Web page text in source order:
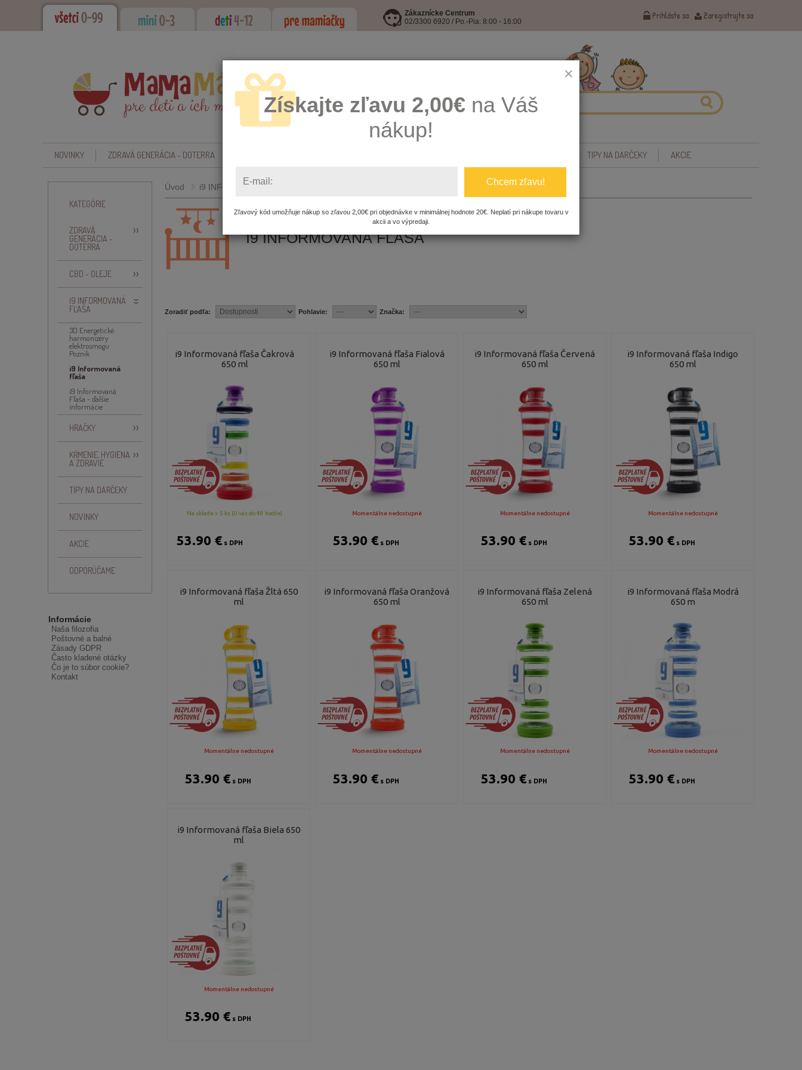
Zákaznícke Centrum
02/3300 6920 / Po.-Pia: 8:00 - 16:00
Prihláste sa Zaregistrujte sa
NOVINKY ZDRAVÁ GENERÁCIA - DOTERRA TIPY NA DARČEKY AKCIE
KATEGÓRIE
ZDRAVÁ
GENERÁCIA -
DOTERRA
CBD - OLEJE
I9 INFORMOVANÁ
FĽAŠA
3D Energetické
harmonizéry
elektrosmogu
Poznik
i9 Informovaná
fľaša
i9 Informovaná
Fľaša - ďalšie
informácie
HRAČKY
KŔMENIE, HYGIENA
A ZDRAVIE
TIPY NA DARČEKY
NOVINKY
AKCIE
ODPORÚČAME
Informácie
Naša filozofia
Poštovné a balné
Zásady GDPR
Často kladené otázky
Čo je to súbor cookie?
Kontakt
Úvod i9 INFORMOVANÁ FĽAŠA
I9 INFORMOVANÁ FĽAŠA
Zoradiť podľa: Pohlavie: Značka:
i9 Informovaná fľaša Čakrová
650 ml
Na sklade > 5 ks (U vás do 48 hodín)
53.90 € s DPH
i9 Informovaná fľaša Fialová
650 ml
Momentálne nedostupné
53.90 € s DPH
i9 Informovaná fľaša Červená
650 ml
Momentálne nedostupné
53.90 € s DPH
i9 Informovaná fľaša Indigo
650 ml
Momentálne nedostupné
53.90 € s DPH
i9 Informovaná fľaša Žltá 650
ml
Momentálne nedostupné
53.90 € s DPH
i9 Informovaná fľaša Oranžová
650 ml
Momentálne nedostupné
53.90 € s DPH
i9 Informovaná fľaša Zelená
650 ml
Momentálne nedostupné
53.90 € s DPH
i9 Informovaná fľaša Modrá
650 m
Momentálne nedostupné
53.90 € s DPH
i9 Informovaná fľaša Biela 650
ml
Momentálne nedostupné
53.90 € s DPH
×
Získajte zľavu 2,00€ na Váš
nákup!
E-mail: Chcem zľavu!
Zľavový kód umožňuje nákup so zľavou 2,00€ pri objednávke v minimálnej hodnote 20€. Neplatí pri nákupe tovaru v
akcii a vo výpredaji.